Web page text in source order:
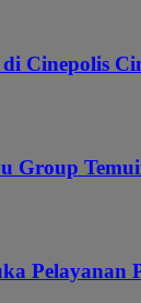
Cinepolis
Group
Pelayanan